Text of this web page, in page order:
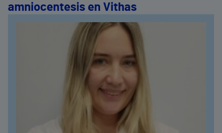
amniocentesis en Vithas